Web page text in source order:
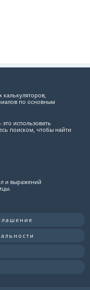
по основным
использовать
поиском, чтобы найти
и выражений